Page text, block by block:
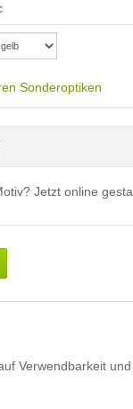
Sonderoptiken
Jetzt online
Verwendbarkeit